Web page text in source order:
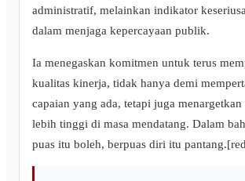
administratif, melainkan indikator
dalam menjaga kepercayaan publik.
Ia menegaskan komitmen untuk terus
kualitas kinerja, tidak hanya demi
capaian yang ada, tetapi juga menargetkan
lebih tinggi di masa mendatang. Dalam
puas itu boleh, berpuas diri itu